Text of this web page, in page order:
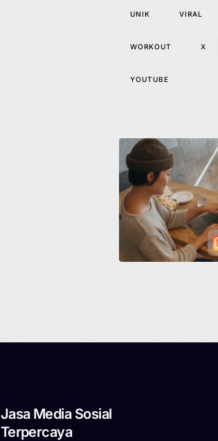
UNIK VIRAL
WORKOUT X
YOUTUBE
Jasa Media Sosial
Terpercaya